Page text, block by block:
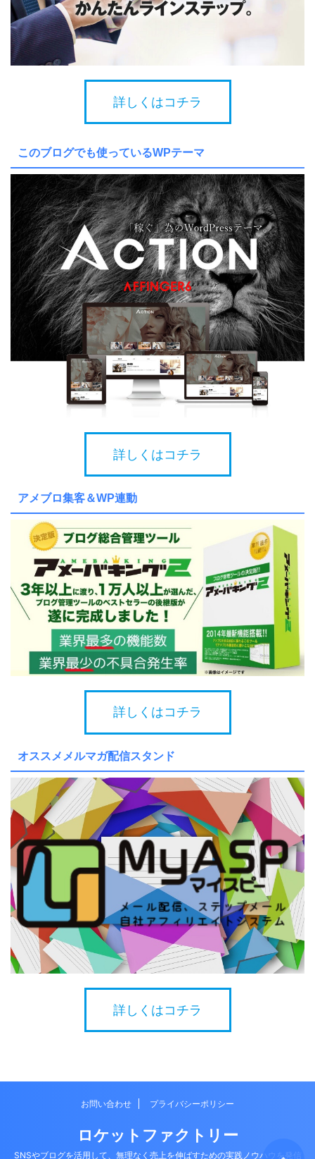
詳しくはコチラ
このブログでも使っているWPテーマ
詳しくはコチラ
アメブロ集客＆WP連動
詳しくはコチラ
オススメメルマガ配信スタンド
詳しくはコチラ
お問い合わせ プライバシーポリシー
ロケットファクトリー
SNSやブログを活用して、無理なく売上を伸ばすための実践ノウハウを発信